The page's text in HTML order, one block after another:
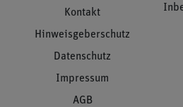
Kontakt
Hinweisgeberschutz
Datenschutz
Impressum
AGB